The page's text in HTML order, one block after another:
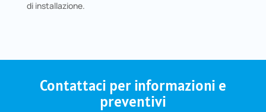
di installazione.
Contattaci per informazioni e
preventivi